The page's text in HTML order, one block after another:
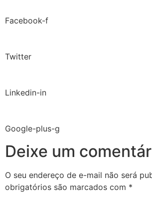
Facebook-f
Twitter
Linkedin-in
Google-plus-g
Deixe um
O seu endereço de e-mail não será
obrigatórios são marcados com *